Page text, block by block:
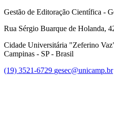
Gestão de Editoração Científica -
Rua Sérgio Buarque de Holanda,
Cidade Universitária "Zeferino
Campinas - SP - Brasil
(19) 3521-6729 gesec@unicamp.br